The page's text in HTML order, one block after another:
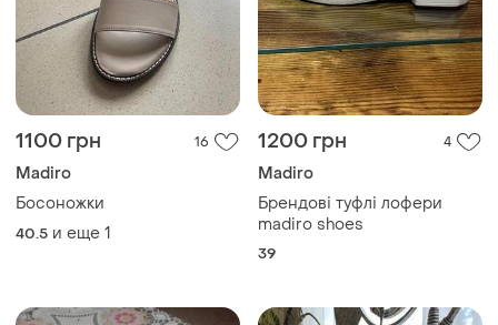
1100 грн 16
Madiro
Босоножки
40.5 и еще 1
1200 грн 4
Madiro
Брендові туфлі лофери
madiro shoes
39